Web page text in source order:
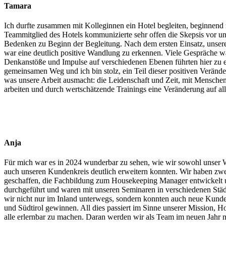
Tamara
Ich durfte zusammen mit Kolleginnen ein Hotel begleiten,
Teammitglied des Hotels kommunizierte sehr offen die Skepsis vor
Bedenken zu Beginn der Begleitung. Nach dem ersten Einsatz,
war eine deutlich positive Wandlung zu erkennen. Viele Gespräche
Denkanstöße und Impulse auf verschiedenen Ebenen führten hier zu
gemeinsamen Weg und ich bin stolz, ein Teil dieser positiven
was unsere Arbeit ausmacht: die Leidenschaft und Zeit, mit
arbeiten und durch wertschätzende Trainings eine Veränderung auf
Anja
Für mich war es in 2024 wunderbar zu sehen, wie wir sowohl unser
auch unseren Kundenkreis deutlich erweitern konnten. Wir haben
geschaffen, die Fachbildung zum Housekeeping Manager entwickelt
durchgeführt und waren mit unseren Seminaren in verschiedenen
wir nicht nur im Inland unterwegs, sondern konnten auch neue
und Südtirol gewinnen. All dies passiert im Sinne unserer Mission,
alle erlernbar zu machen. Daran werden wir als Team im neuen Jahr